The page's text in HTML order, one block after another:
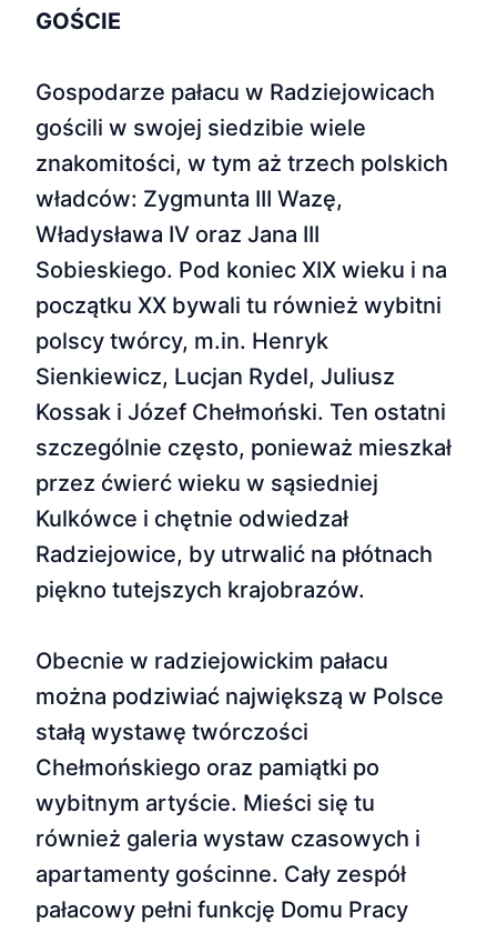
GOŚCIE
Gospodarze pałacu w Radziejowicach
gościli w swojej siedzibie wiele
znakomitości, w tym aż trzech polskich
władców: Zygmunta III Wazę,
Władysława IV oraz Jana III
Sobieskiego. Pod koniec XIX wieku i na
początku XX bywali tu również wybitni
polscy twórcy, m.in. Henryk
Sienkiewicz, Lucjan Rydel, Juliusz
Kossak i Józef Chełmoński. Ten ostatni
szczególnie często, ponieważ mieszkał
przez ćwierć wieku w sąsiedniej
Kulkówce i chętnie odwiedzał
Radziejowice, by utrwalić na płótnach
piękno tutejszych krajobrazów.
Obecnie w radziejowickim pałacu
można podziwiać największą w Polsce
stałą wystawę twórczości
Chełmońskiego oraz pamiątki po
wybitnym artyście. Mieści się tu
również galeria wystaw czasowych i
apartamenty gościnne. Cały zespół
pałacowy pełni funkcję Domu Pracy